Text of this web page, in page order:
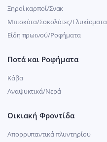
Ξηροί καρποί/Σνακ
Μπισκότα/Σοκολάτες/Γλυκίσματα
Είδη πρωινού/Ροφήματα
Ποτά και Ροφήματα
Κάβα
Αναψυκτικά/Νερά
Οικιακή Φροντίδα
Απορρυπαντικά πλυντηρίου